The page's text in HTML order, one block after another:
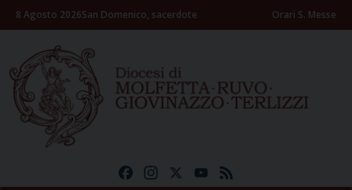
Skip8 Agosto 2026San Domenico, sacerdote Orari S. Messe
FacebookInstagramYouTube